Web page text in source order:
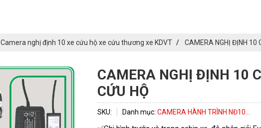
Camera nghị định 10 xe cứu hộ xe cứu thương xe KDVT CAMERA NGHỊ ĐỊNH 10
CAMERA NGHỊ ĐỊNH 10
CỨU HỘ
SKU: Danh mục:CAMERA HÀNH TRÌNH NĐ10...
ĐĂNG KÝ TƯ VẤN